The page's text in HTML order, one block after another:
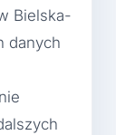
Bielska-
danych